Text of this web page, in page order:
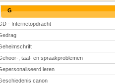
G
- Internetopdracht
, taal- en spraakproblemen
leren
canon